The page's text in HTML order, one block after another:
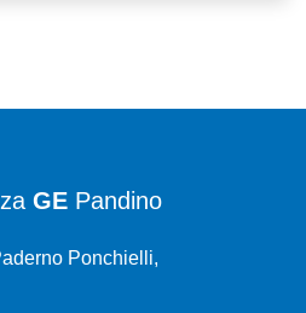
GEPandino
Ponchielli,